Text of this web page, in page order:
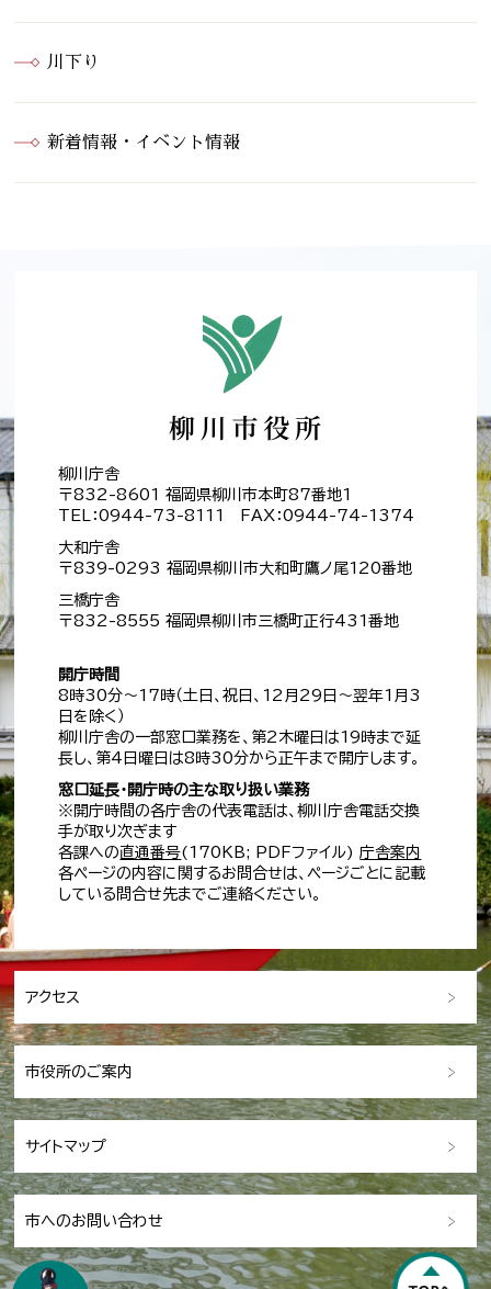
川下り
新着情報・イベント情報
柳川庁舎
〒832-8601 福岡県柳川市本町87番地1
TEL：0944-73-8111 FAX：0944-74-1374
大和庁舎
〒839-0293 福岡県柳川市大和町鷹ノ尾120番地
三橋庁舎
〒832-8555 福岡県柳川市三橋町正行431番地
開庁時間
8時30分～17時（土日、祝日、12月29日～翌年1月3
日を除く）
柳川庁舎の一部窓口業務を、第2木曜日は19時まで延
長し、第4日曜日は8時30分から正午まで開庁します。
窓口延長・開庁時の主な取り扱い業務
※開庁時間の各庁舎の代表電話は、柳川庁舎電話交換
手が取り次ぎます
各課への直通番号(170KB; PDFファイル)庁舎案内
各ページの内容に関するお問合せは、ページごとに記載
している問合せ先までご連絡ください。
アクセス
市役所のご案内
サイトマップ
市へのお問い合わせ